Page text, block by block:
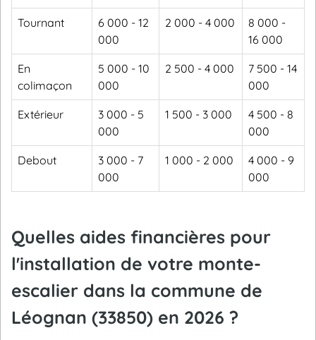
Tournant
6 000 - 12
000
2 000 - 4 000
8 000 -
16 000
En
colimaçon
5 000 - 10
000
2 500 - 4 000
7 500 - 14
000
Extérieur
3 000 - 5
000
1 500 - 3 000
4 500 - 8
000
Debout
3 000 - 7
000
1 000 - 2 000
4 000 - 9
000
Quelles aides financières pour
l'installation de votre monte-
escalier dans la commune de
Léognan (33850) en 2026 ?